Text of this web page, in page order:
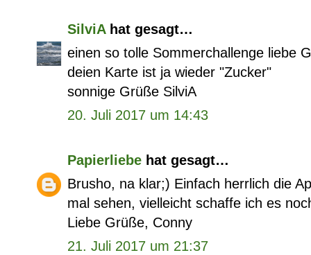
SilviAhat gesagt…
einen so tolle Sommerchallenge liebe
deien Karte ist ja wieder "Zucker"
sonnige Grüße SilviA
20. Juli 2017 um 14:43
Papierliebe hat gesagt…
Brusho, na klar;) Einfach herrlich die
mal sehen, vielleicht schaffe ich es
Liebe Grüße, Conny
21. Juli 2017 um 21:37